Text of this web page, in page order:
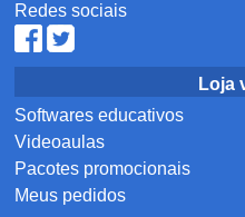
Redes sociais
Loja
Softwares educativos
Videoaulas
Pacotes promocionais
Meus pedidos